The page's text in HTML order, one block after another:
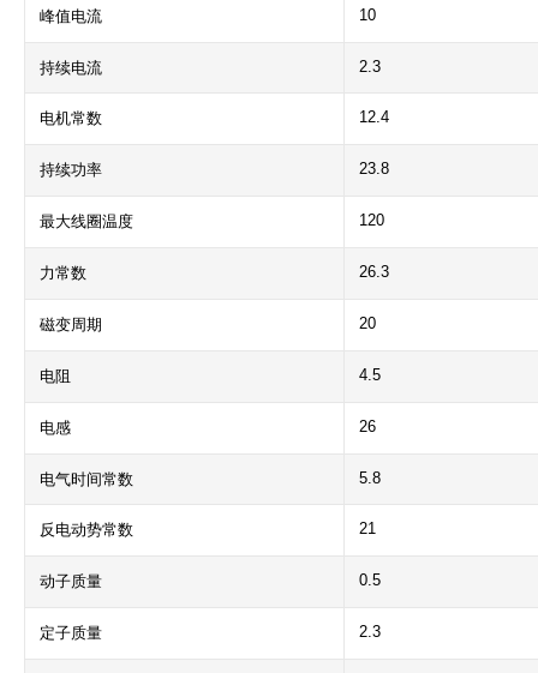
峰值电流 10
持续电流 2.3
电机常数 12.4
持续功率 23.8
最大线圈温度 120
力常数 26.3
磁变周期 20
电阻 4.5
电感 26
电气时间常数 5.8
反电动势常数 21
动子质量 0.5
定子质量 2.3